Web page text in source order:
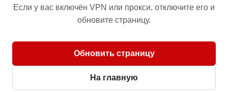
Если у вас включён VPN или прокси, отключите его и
обновите страницу.
Обновить страницу
На главную